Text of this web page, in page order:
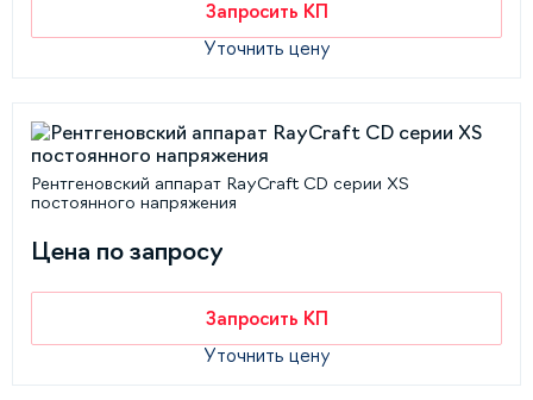
Запросить КП
Уточнить цену
Рентгеновский аппарат RayCraft CD серии XS
постоянного напряжения
Цена по запросу
Запросить КП
Уточнить цену